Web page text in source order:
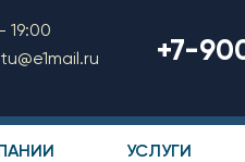
19:00
+7-
УСЛУГИ